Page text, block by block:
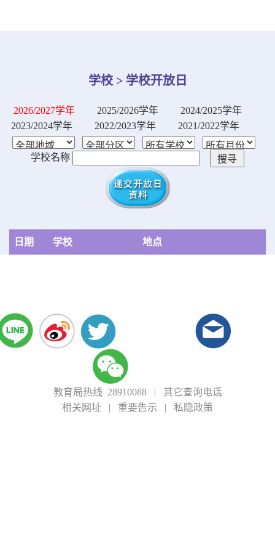
学校 > 学校开放日
2026/2027学年 2025/2026学年
2024/2025学年
2023/2024学年
2022/2023学年 2021/2022学年
学校名称
日期 学校 地点
教育局热线 28910088| 其它查询电话
相关网址 | 重要告示 | 私隐政策